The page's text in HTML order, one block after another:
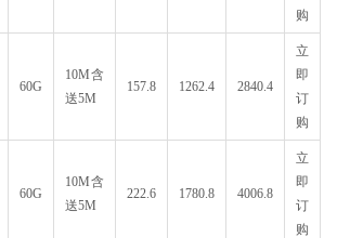
购
60G
10M含
送5M
157.8 1262.4 2840.4
立
即
订
购
60G
10M含
送5M
222.6 1780.8 4006.8
立
即
订
购